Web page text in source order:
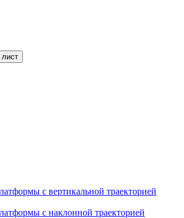
с вертикальной траекторией
с наклонной траекторией